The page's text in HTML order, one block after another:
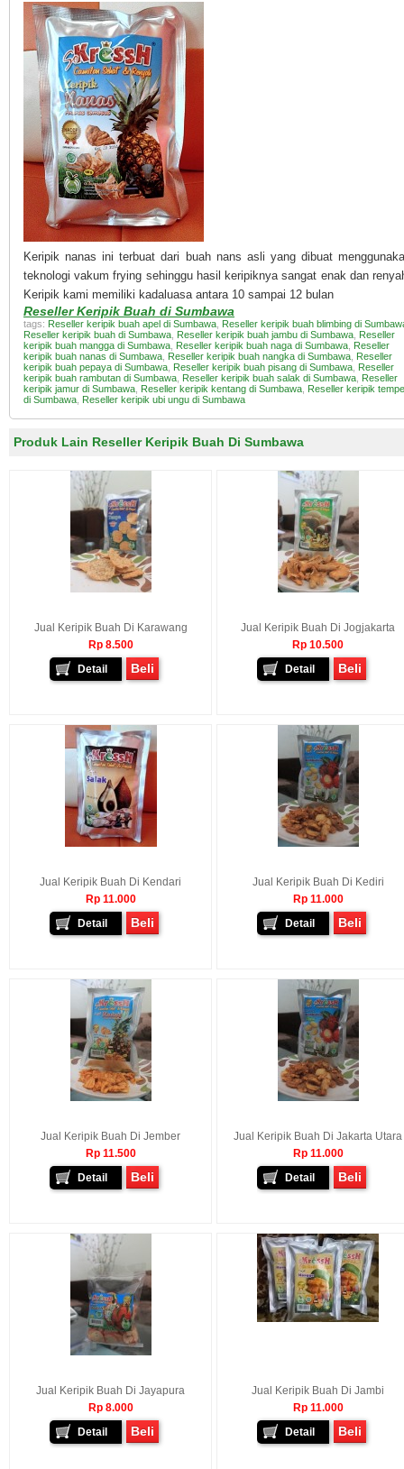
Keripik nanas ini terbuat dari buah nans asli yang dibuat
teknologi vakum frying sehinggu hasil keripiknya sangat enak dan
Keripik kami memiliki kadaluasa antara 10 sampai 12 bulan
Reseller Keripik Buah di Sumbawa
tags: Reseller keripik buah apel di Sumbawa Reseller keripik buah blimbing di
Reseller keripik buah di Sumbawa Reseller keripik buah jambu di Sumbawa Reseller
keripik buah mangga di Sumbawa Reseller keripik buah naga di Sumbawa Reseller
keripik buah nanas di Sumbawa Reseller keripik buah nangka di Sumbawa Reseller
keripik buah pepaya di Sumbawa Reseller keripik buah pisang di Sumbawa Reseller
keripik buah rambutan di Sumbawa Reseller keripik buah salak di Sumbawa Reseller
keripik jamur di Sumbawa Reseller keripik kentang di Sumbawa Reseller keripik tempe
di Sumbawa Reseller keripik ubi ungu di Sumbawa
Produk Lain Reseller Keripik Buah Di Sumbawa
Jual Keripik Buah Di Karawang
Rp 8.500
Detail
Beli
Jual Keripik Buah Di Jogjakarta
Rp 10.500
Detail
Beli
Jual Keripik Buah Di Kendari
Rp 11.000
Detail
Beli
Jual Keripik Buah Di Kediri
Rp 11.000
Detail
Beli
Jual Keripik Buah Di Jember
Rp 11.500
Detail
Beli
Jual Keripik Buah Di Jakarta Utara
Rp 11.000
Detail
Beli
Jual Keripik Buah Di Jayapura
Rp 8.000
Detail
Beli
Jual Keripik Buah Di Jambi
Rp 11.000
Detail
Beli